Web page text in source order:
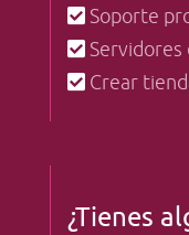
Soporte
Servidores
Crear
¿Tienes